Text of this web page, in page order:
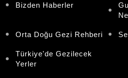
Bizden Haberler
Orta Doğu Gezi Rehberi
Türkiye'de Gezilecek
Yerler